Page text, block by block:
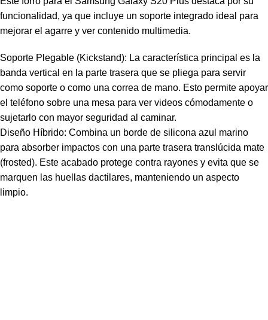
funcionalidad, ya que incluye un soporte integrado ideal para
mejorar el agarre y ver contenido multimedia.
Soporte Plegable (Kickstand): La característica principal es la
banda vertical en la parte trasera que se pliega para servir
como soporte o como una correa de mano. Esto permite apoyar
el teléfono sobre una mesa para ver videos cómodamente o
sujetarlo con mayor seguridad al caminar.
Diseño Híbrido: Combina un borde de silicona azul marino
para absorber impactos con una parte trasera translúcida mate
(frosted). Este acabado protege contra rayones y evita que se
marquen las huellas dactilares, manteniendo un aspecto
limpio.